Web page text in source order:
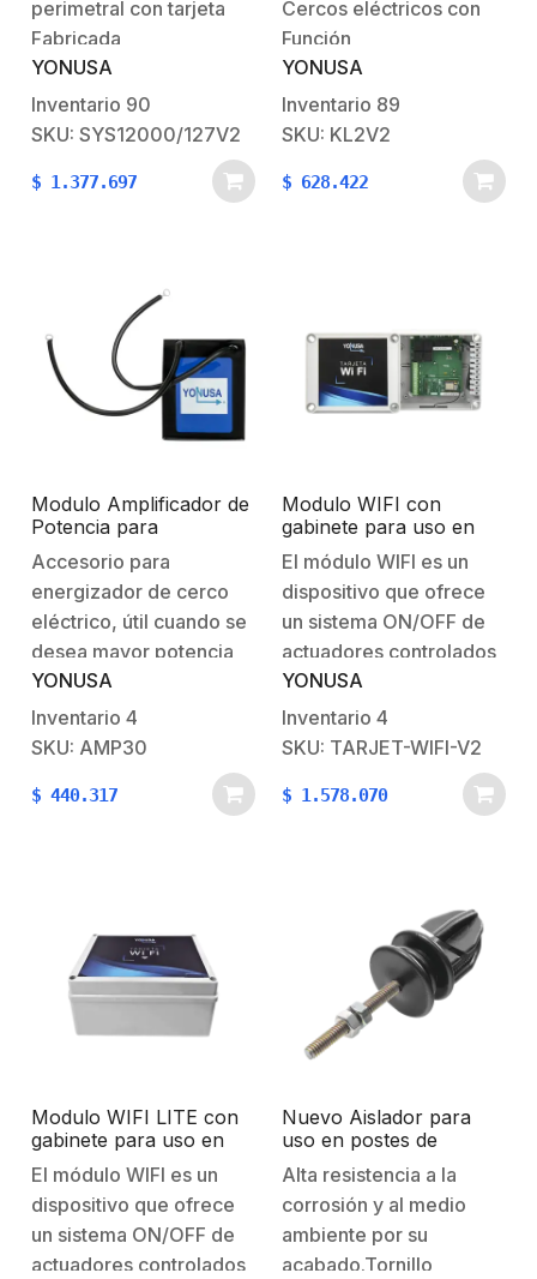
perimetral con tarjeta
Fabricada
con tecnologia SMT,
ideal para proteger
casas, condominios,
Ademas un super
ya que genera una
descarga de más
de 12,000 Voltios sin
dañar al
intruso.Consumo…
YONUSA
Inventario 90
SKU: SYS12000/127V2
$ 1.377.697
Cercos eléctricos con
Función
Encendido/Apagado/
2 llaveros y 1
ReceptorGARANTIA DE
1 AÑO APARTIR DE SU
FECHA DE
YONUSA
Inventario 89
SKU: KL2V2
$ 628.422
Modulo Amplificador de
Potencia para
Energizador
Accesorio para
energizador de cerco
eléctrico, útil cuando se
desea mayor potencia
de impacto o bien
proteger un área
adicional a la ya
electrónico integra
energizador cuando
este…
YONUSA
Inventario 4
SKU: AMP30
$ 440.317
Modulo WIFI con
gabinete para uso en
Energizadores
YONUSA/Aplicación sin
costo/Activación
Remota de 4 salidas tipo
Relay con alta
capacidad.
El módulo WIFI es un
dispositivo que ofrece
un sistema ON/OFF de
actuadores controlados
de forma remota por
medio de nuestro
dispositivo móvil lo cual
sinfín de usos al
‘CALCULADOR DE
ELECTRICOS’…
YONUSA
Inventario 4
SKU: TARJET-WIFI-V2
$ 1.578.070
Modulo WIFI LITE con
gabinete para uso en
Energizadores YONUSA
/ Aplicación sin costo /
Botón de Pánico/ 1
Salida Propósito
General
El módulo WIFI es un
dispositivo que ofrece
un sistema ON/OFF de
actuadores controlados
Nuevo Aislador para
uso en postes de
Cercos Eléctricos 3 en 1
(Paso, Esquina y
Tensor)
Alta resistencia a la
corrosión y al medio
ambiente por su
acabado.Tornillo